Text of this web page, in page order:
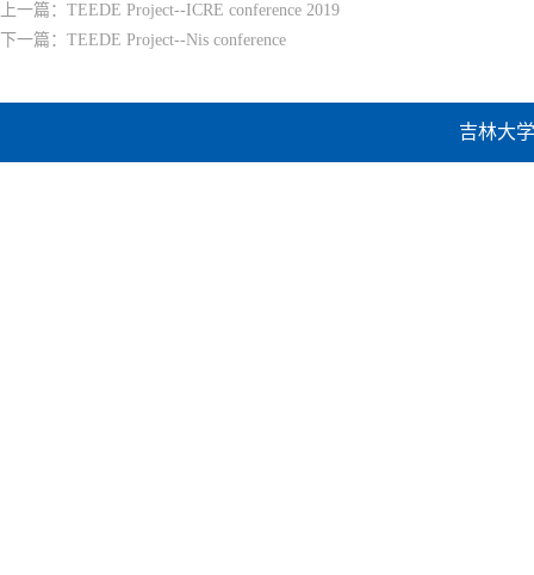
上一篇： TEEDE Project--ICRE conference 2019
下一篇： TEEDE Project--Nis conference
吉林大